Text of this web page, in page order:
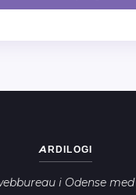
ARDILOGI
i Odense med